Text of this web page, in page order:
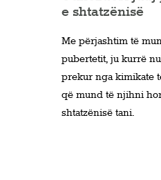
e shtatzënisë
Me përjashtim të
pubertetit, ju kurrë
prekur nga kimikate
që mund të njihni
shtatzënisë tani.